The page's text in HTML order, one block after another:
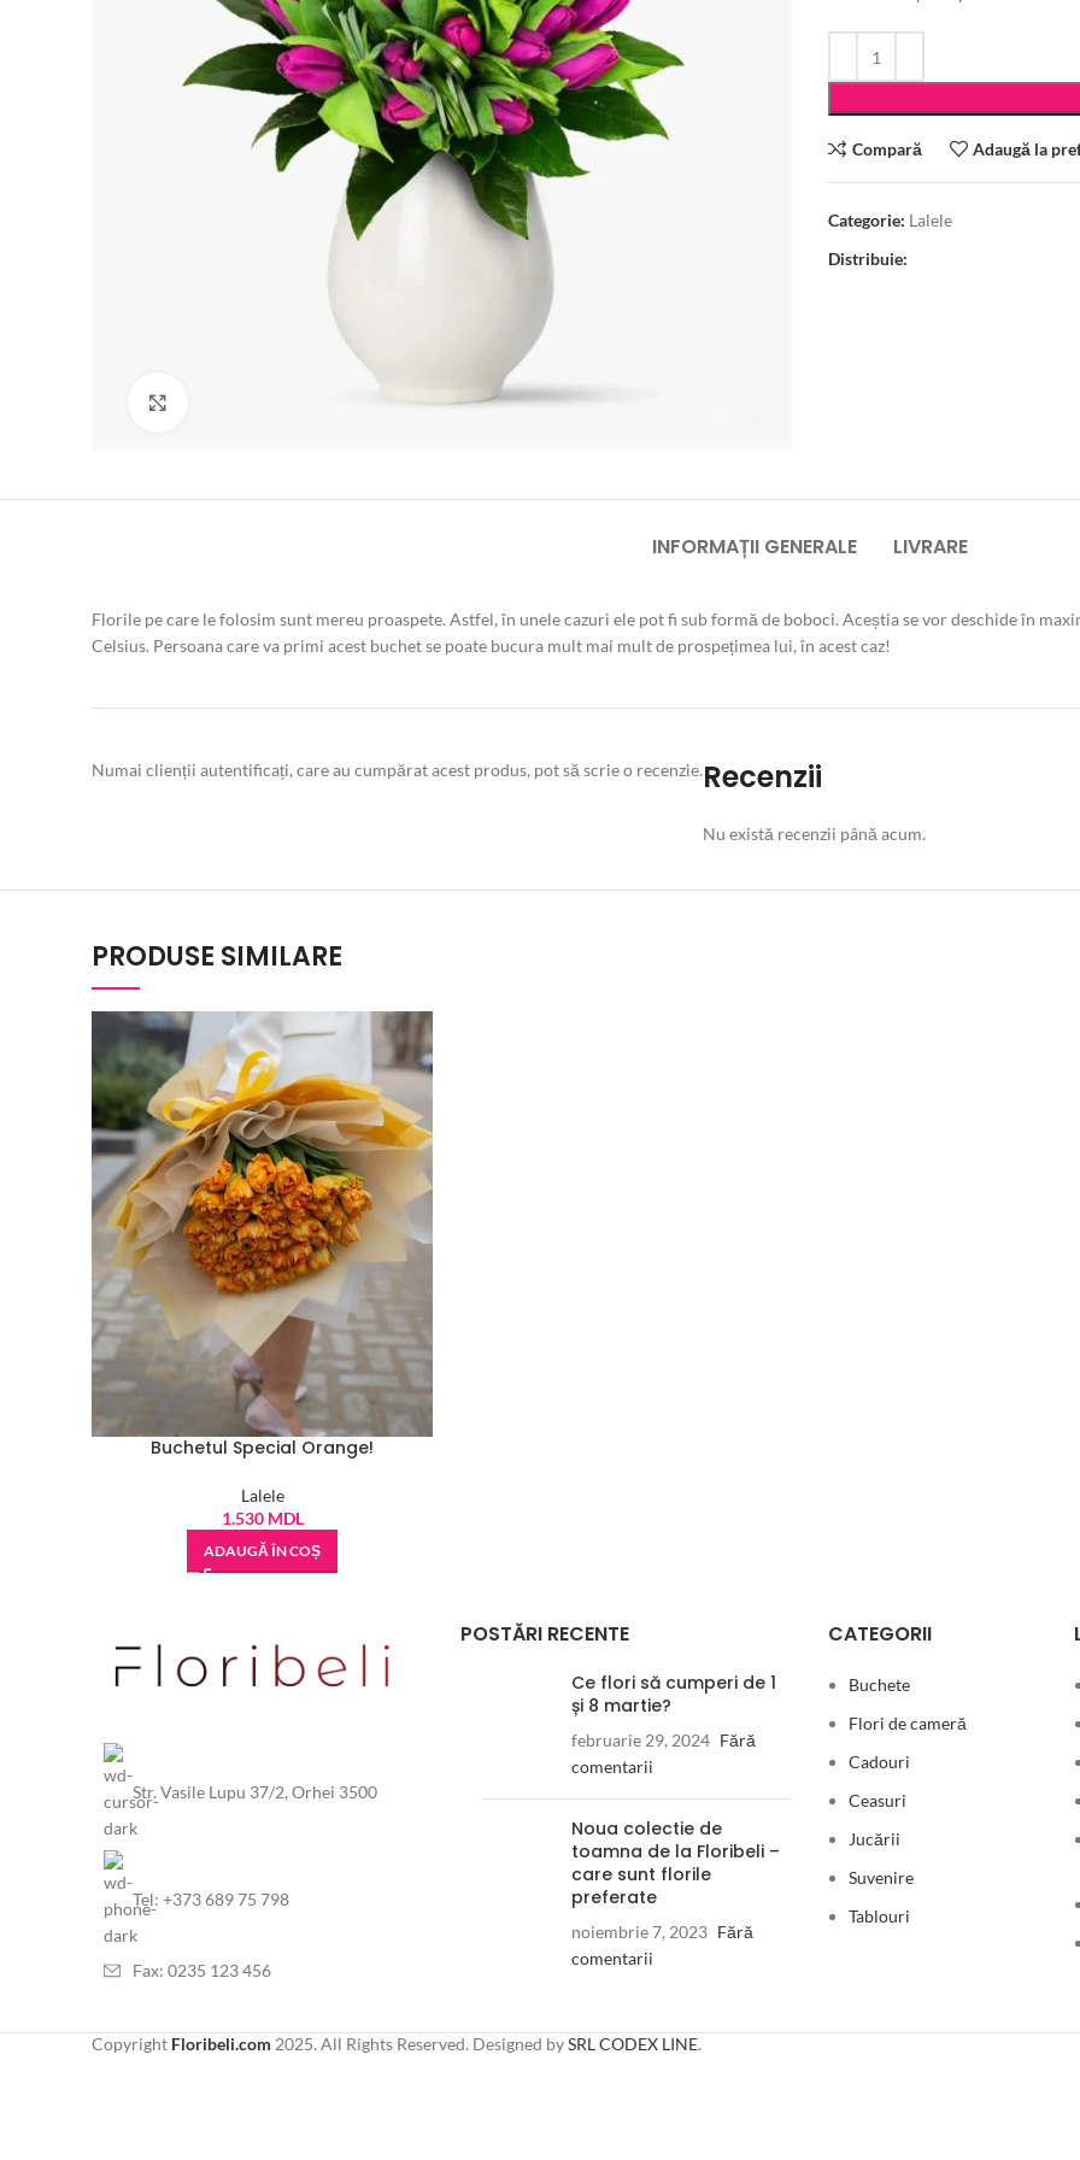
Compară Adaugă la
Categorie: Lalele
Distribuie:
INFORMAȚII GENERALE LIVRARE
Florile pe care le folosim sunt mereu proaspete. Astfel, în unele cazuri ele pot fi sub formă de boboci. Aceștia se vor deschide în
Celsius. Persoana care va primi acest buchet se poate bucura mult mai mult de prospețimea lui, în acest caz!
Recenzii
Nu există recenzii până acum.
Numai clienții autentificați, care au cumpărat acest produs, pot să scrie o recenzie.
PRODUSE SIMILARE
Buchetul Special Orange!
Lalele
1.530 MDL
ADAUGĂ ÎN COȘ
Str. Vasile Lupu 37/2, Orhei 3500
Tel: +373 689 75 798
Fax: 0235 123 456
POSTĂRI RECENTE
Ce flori să cumperi de 1
și 8 martie?
februarie 29, 2024 Fără
comentarii
Noua colectie de
toamna de la Floribeli –
care sunt florile
preferate
noiembrie 7, 2023 Fără
comentarii
CATEGORII
Buchete
Flori de cameră
Cadouri
Ceasuri
Jucării
Suvenire
Tablouri
Copyright Floribeli.com 2025. All Rights Reserved. Designed bySRL CODEX LINE.